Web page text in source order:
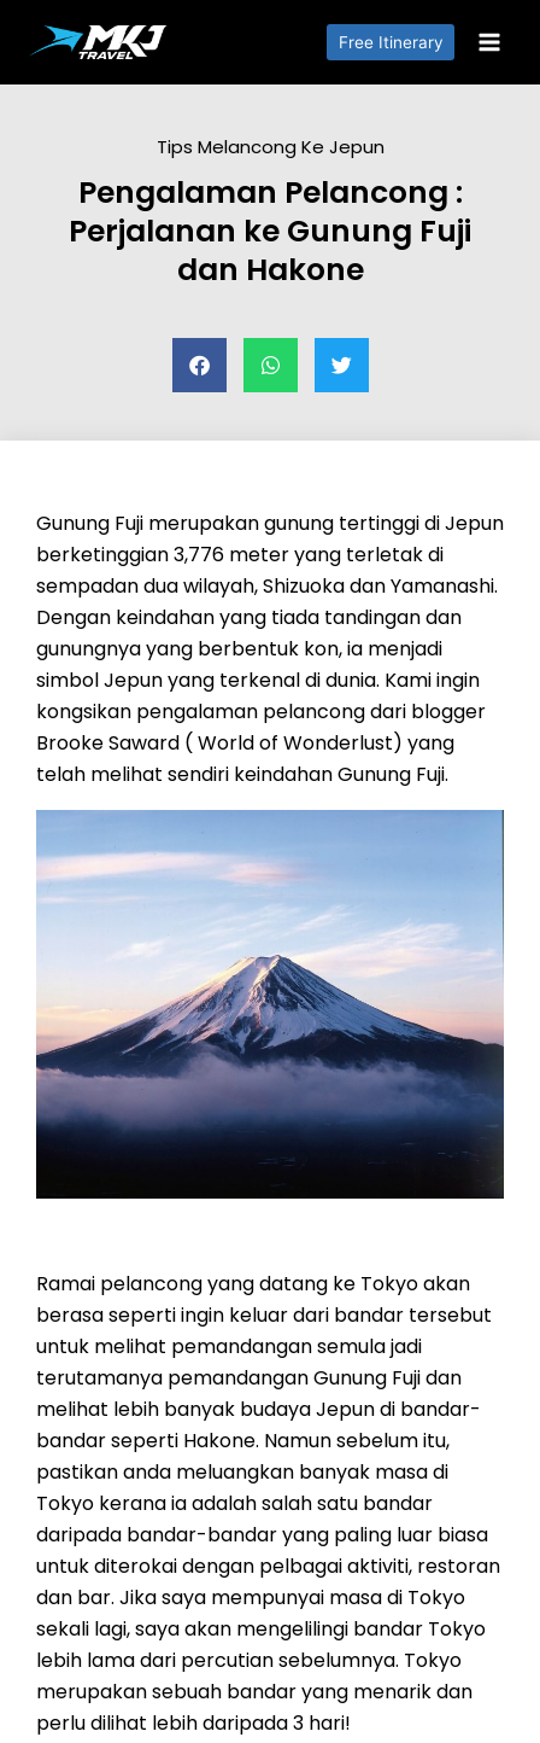
Free Itinerary
Tips Melancong Ke Jepun
Pengalaman Pelancong :
Perjalanan ke Gunung Fuji
dan Hakone
Gunung Fuji merupakan gunung tertinggi di Jepun
berketinggian 3,776 meter yang terletak di
sempadan dua wilayah, Shizuoka dan Yamanashi.
Dengan keindahan yang tiada tandingan dan
gunungnya yang berbentuk kon, ia menjadi
simbol Jepun yang terkenal di dunia. Kami ingin
kongsikan pengalaman pelancong dari blogger
Brooke Saward ( World of Wonderlust) yang
telah melihat sendiri keindahan Gunung Fuji.
Ramai pelancong yang datang ke Tokyo akan
berasa seperti ingin keluar dari bandar tersebut
untuk melihat pemandangan semula jadi
terutamanya pemandangan Gunung Fuji dan
melihat lebih banyak budaya Jepun di bandar-
bandar seperti Hakone. Namun sebelum itu,
pastikan anda meluangkan banyak masa di
Tokyo kerana ia adalah salah satu bandar
daripada bandar-bandar yang paling luar biasa
untuk diterokai dengan pelbagai aktiviti, restoran
dan bar. Jika saya mempunyai masa di Tokyo
sekali lagi, saya akan mengelilingi bandar Tokyo
lebih lama dari percutian sebelumnya. Tokyo
merupakan sebuah bandar yang menarik dan
perlu dilihat lebih daripada 3 hari!